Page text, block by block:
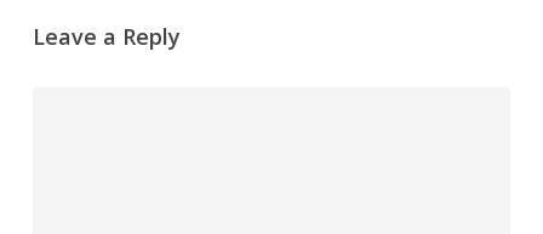
Leave a Reply